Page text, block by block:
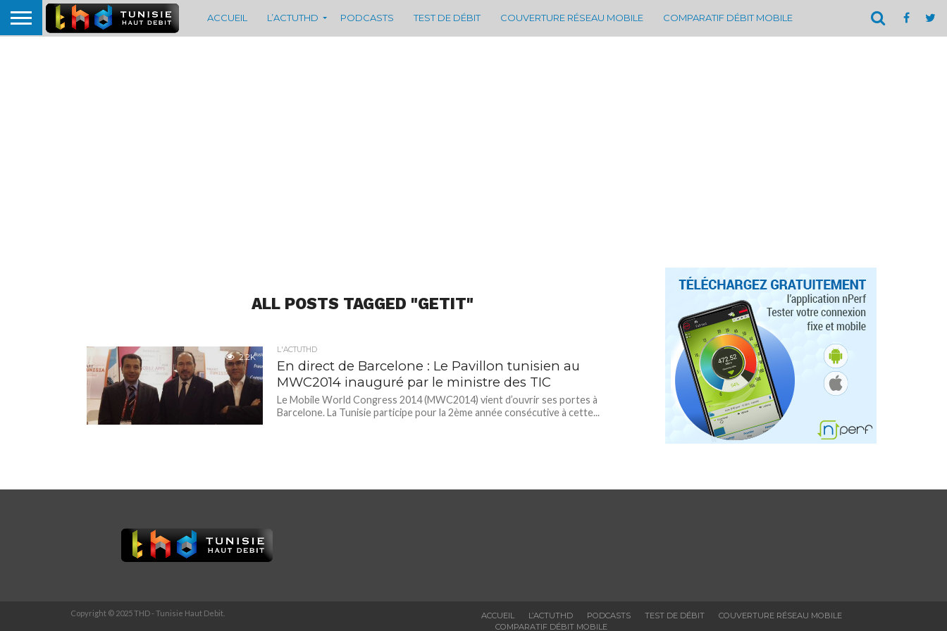
ACCUEIL L’ACTUTHD PODCASTS TEST DE DÉBIT COUVERTURE RÉSEAU MOBILE COMPARATIF DÉBIT MOBILE
ALL POSTS TAGGED "GETIT"
2.2K
L'ACTUTHD
En direct de Barcelone : Le Pavillon tunisien au
MWC2014 inauguré par le ministre des TIC
Le Mobile World Congress 2014 (MWC2014) vient d’ouvrir ses portes à
Barcelone. La Tunisie participe pour la 2ème année consécutive à cette...
ACCUEIL L’ACTUTHD PODCASTS TEST DE DÉBIT
COUVERTURE RÉSEAU MOBILE
COMPARATIF DÉBIT MOBILE
Copyright © 2025 THD - Tunisie Haut Debit.